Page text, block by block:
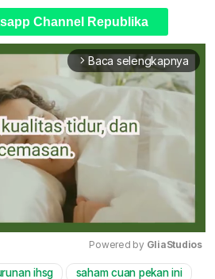
Channel Republika
arrow_forward_ios Baca selengkapnya
Powered by GliaStudios
ihsg saham cuan pekan ini